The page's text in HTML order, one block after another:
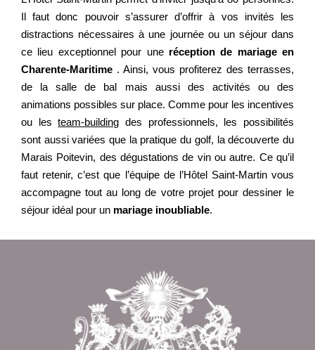
Il faut donc pouvoir s’assurer d’offrir à vos invités les
distractions nécessaires à une journée ou un séjour dans
ce lieu exceptionnel pour une réception de mariage en
Charente-Maritime . Ainsi, vous profiterez des terrasses,
de la salle de bal mais aussi des activités ou des
animations possibles sur place. Comme pour les incentives
ou lesteam-building des professionnels, les possibilités
sont aussi variées que la pratique du golf, la découverte du
Marais Poitevin, des dégustations de vin ou autre. Ce qu’il
faut retenir, c’est que l’équipe de l’Hôtel Saint-Martin vous
accompagne tout au long de votre projet pour dessiner le
séjour idéal pour un mariage inoubliable.
Revenir en
haut de page